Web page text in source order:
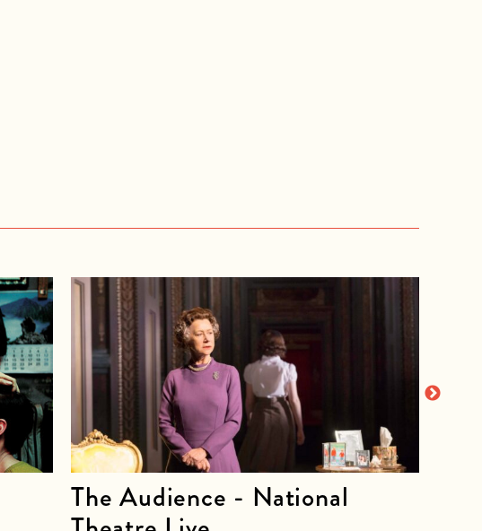
The Audience - National